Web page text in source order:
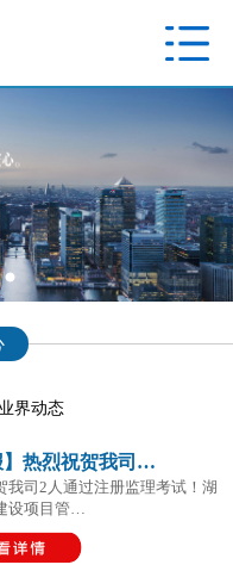
业界动态
】热烈祝贺我司…
我司2人通过注册监理考试！湖
设项目管…